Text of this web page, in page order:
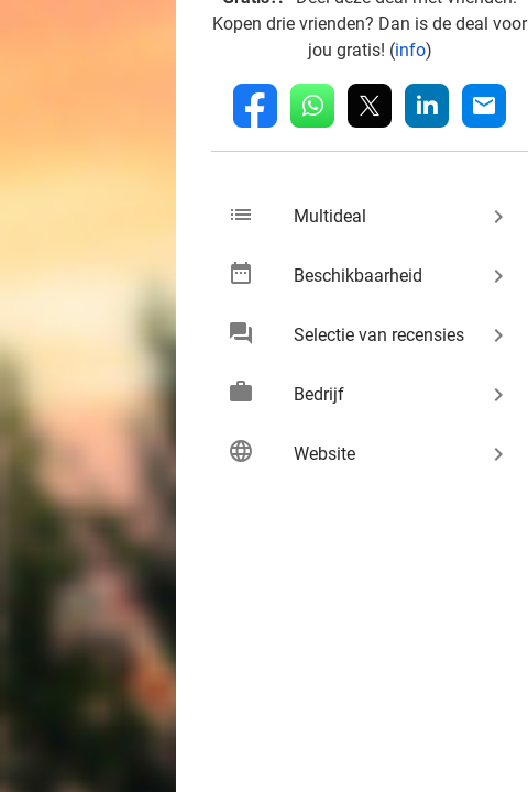
Kopen drie vrienden? Dan is de deal voor
jou gratis! (info)
fb whatsapp linkedin mail
list Multideal keyboard_arrow_right
date_range Beschikbaarheid keyboard_arrow_right
chat Selectie van recensies keyboard_arrow_right
work Bedrijf keyboard_arrow_right
language Website keyboard_arrow_right